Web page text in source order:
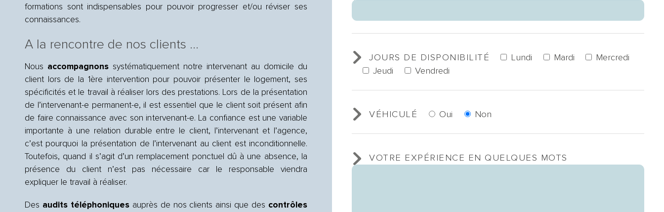
formations sont indispensables pour pouvoir progresser et/ou réviser ses
connaissances.
A la rencontre de nos clients …
Nous accompagnons systématiquement notre intervenant au domicile du
client lors de la 1ère intervention pour pouvoir présenter le logement, ses
spécificités et le travail à réaliser lors des prestations. Lors de la présentation
de l’intervenant-e permanent-e, il est essentiel que le client soit présent afin
de faire connaissance avec son intervenant-e. La confiance est une variable
importante à une relation durable entre le client, l’intervenant et l’agence,
c’est pourquoi la présentation de l’intervenant au client est inconditionnelle.
Toutefois, quand il s’agit d’un remplacement ponctuel dû à une absence, la
présence du client n’est pas nécessaire car le responsable viendra
expliquer le travail à réaliser.
Des audits téléphoniquesauprès de nos clients ainsi que des contrôles
JOURS DE DISPONIBILITÉ Lundi Mardi
Mercredi
Jeudi
Vendredi
VÉHICULÉ Oui Non
VOTRE EXPÉRIENCE EN QUELQUES MOTS